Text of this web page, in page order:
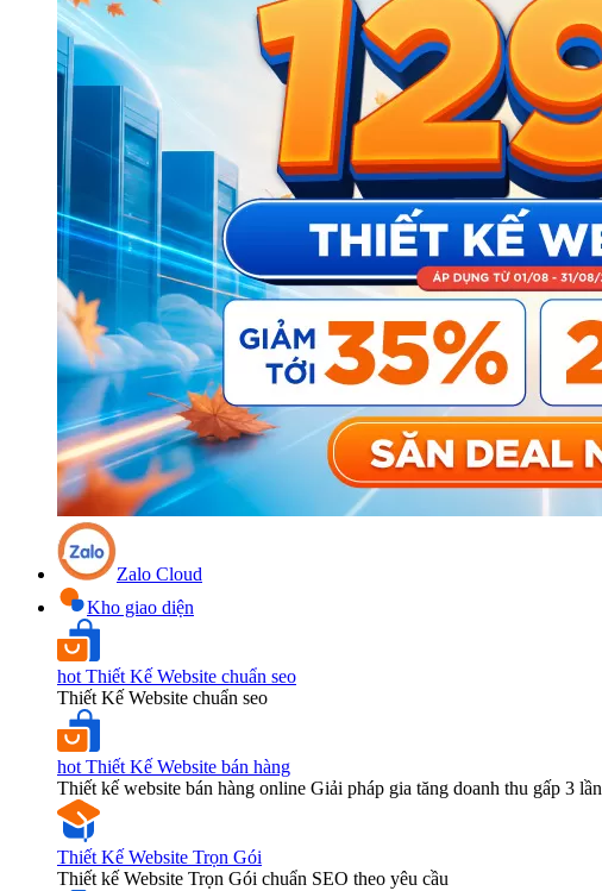
Zalo Cloud
Kho giao diện
hot Thiết Kế Website chuẩn seo
Thiết Kế Website chuẩn seo
hot Thiết Kế Website bán hàng
Thiết kế website bán hàng online Giải pháp gia tăng doanh thu gấp 3 lần
Thiết Kế Website Trọn Gói
Thiết kế Website Trọn Gói chuẩn SEO theo yêu cầu